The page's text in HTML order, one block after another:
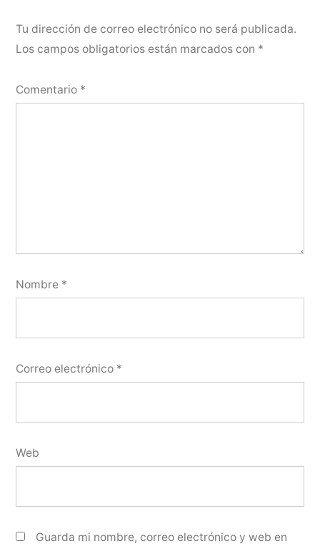
Tu dirección de correo electrónico no será publicada.
Los campos obligatorios están marcados con *
Comentario *
Nombre *
Correo electrónico *
Web
Guarda mi nombre, correo electrónico y web en